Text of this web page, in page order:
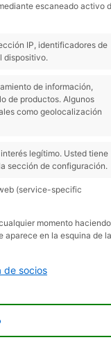
jóvenes
a
presentar
Agricultor
al que
y ganaderos
a
y
a ayudarles
del
escaneado activo
IP, identificadores de
dispositivo.
de información,
de productos. Algunos
como geolocalización
legítimo. Usted tiene
sección de configuración.
(service-specific
momento haciendo
aparece en la esquina de la
de socios